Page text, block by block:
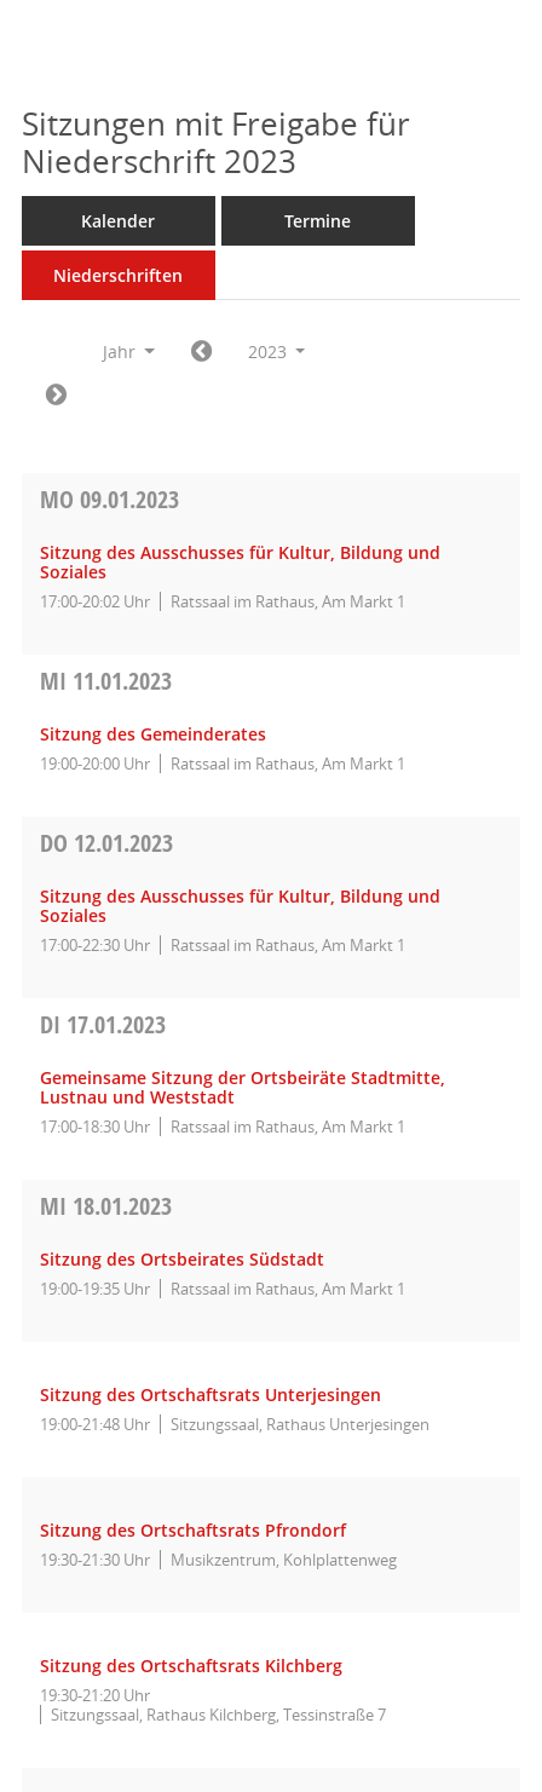
Sitzungen mit Freigabe für
Niederschrift 2023
Kalender Termine
Niederschriften
Jahr 2023
MO 09.01.2023
Sitzung des Ausschusses für Kultur, Bildung und
Soziales
17:00-20:02 Uhr Ratssaal im Rathaus, Am Markt 1
MI 11.01.2023
Sitzung des Gemeinderates
19:00-20:00 Uhr Ratssaal im Rathaus, Am Markt 1
DO 12.01.2023
Sitzung des Ausschusses für Kultur, Bildung und
Soziales
17:00-22:30 Uhr Ratssaal im Rathaus, Am Markt 1
DI 17.01.2023
Gemeinsame Sitzung der Ortsbeiräte Stadtmitte,
Lustnau und Weststadt
17:00-18:30 Uhr Ratssaal im Rathaus, Am Markt 1
MI 18.01.2023
Sitzung des Ortsbeirates Südstadt
19:00-19:35 Uhr Ratssaal im Rathaus, Am Markt 1
Sitzung des Ortschaftsrats Unterjesingen
19:00-21:48 Uhr Sitzungssaal, Rathaus Unterjesingen
Sitzung des Ortschaftsrats Pfrondorf
19:30-21:30 Uhr Musikzentrum, Kohlplattenweg
Sitzung des Ortschaftsrats Kilchberg
19:30-21:20 Uhr
Sitzungssaal, Rathaus Kilchberg, Tessinstraße 7